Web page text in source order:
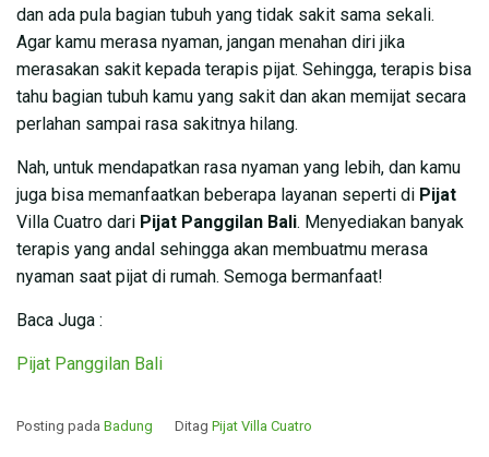
dan ada pula bagian tubuh yang tidak sakit sama sekali.
Agar kamu merasa nyaman, jangan menahan diri jika
merasakan sakit kepada terapis pijat. Sehingga, terapis bisa
tahu bagian tubuh kamu yang sakit dan akan memijat secara
perlahan sampai rasa sakitnya hilang.
Nah, untuk mendapatkan rasa nyaman yang lebih, dan kamu
juga bisa memanfaatkan beberapa layanan seperti di Pijat
Villa Cuatro dari Pijat Panggilan Bali. Menyediakan banyak
terapis yang andal sehingga akan membuatmu merasa
nyaman saat pijat di rumah. Semoga bermanfaat!
Baca Juga :
Pijat Panggilan Bali
Posting pada Badung Ditag Pijat Villa Cuatro